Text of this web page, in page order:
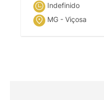
Indefinido
MG - Viçosa